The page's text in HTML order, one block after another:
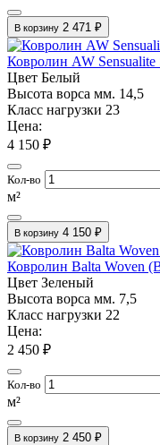
В корзину 2 471 ₽
Ковролин AW
Цвет Белый
Высота ворса мм. 14,5
Класс нагрузки 23
Цена:
4 150 ₽
Кол-во
м²
В корзину 4 150 ₽
Ковролин Balta Woven
Цвет Зеленый
Высота ворса мм. 7,5
Класс нагрузки 22
Цена:
2 450 ₽
Кол-во
м²
В корзину 2 450 ₽